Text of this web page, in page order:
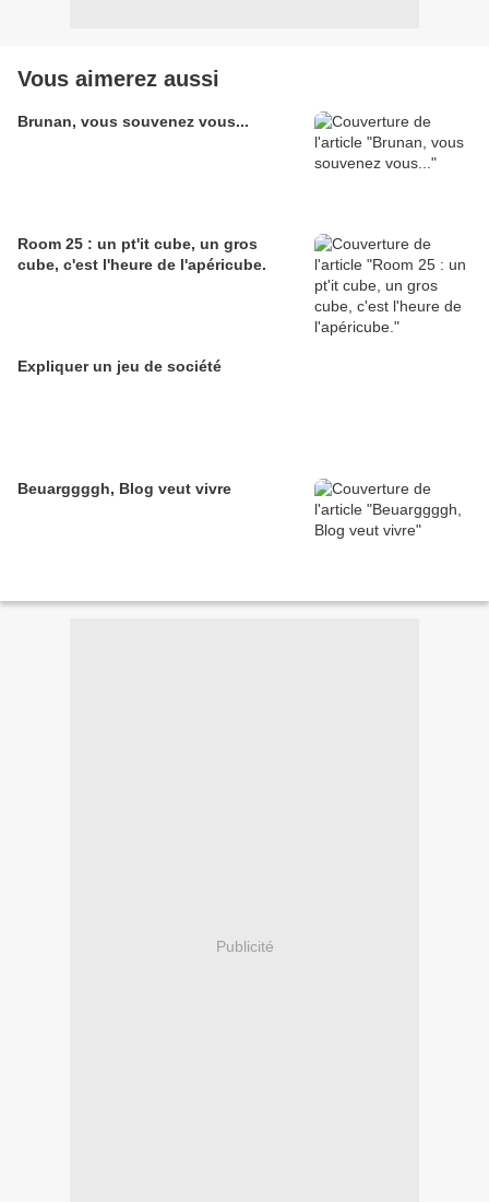
Vous aimerez aussi
Brunan, vous souvenez vous...
Room 25 : un pt'it cube, un gros
cube, c'est l'heure de l'apéricube.
Expliquer un jeu de société
Beuarggggh, Blog veut vivre
Publicité